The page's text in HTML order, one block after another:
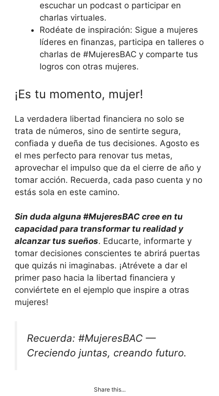
escuchar un podcast o participar en
charlas virtuales.
Rodéate de inspiración: Sigue a mujeres
líderes en finanzas, participa en talleres o
charlas de #MujeresBAC y comparte tus
logros con otras mujeres.
¡Es tu momento, mujer!
La verdadera libertad financiera no solo se
trata de números, sino de sentirte segura,
confiada y dueña de tus decisiones. Agosto es
el mes perfecto para renovar tus metas,
aprovechar el impulso que da el cierre de año y
tomar acción. Recuerda, cada paso cuenta y no
estás sola en este camino.
Sin duda alguna #MujeresBAC cree en tu
capacidad para transformar tu realidad y
alcanzar tus sueños. Educarte, informarte y
tomar decisiones conscientes te abrirá puertas
que quizás ni imaginabas. ¡Atrévete a dar el
primer paso hacia la libertad financiera y
conviértete en el ejemplo que inspire a otras
mujeres!
Recuerda: #MujeresBAC —
Creciendo juntas, creando futuro.
Share this...